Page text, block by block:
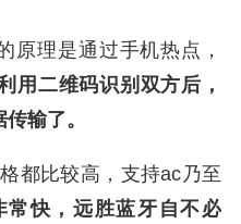
原理是通过手机热点，
用二维码识别双方后，
输了。
都比较高，支持ac乃至
常快，远胜蓝牙自不必